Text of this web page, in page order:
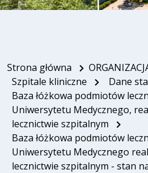
Strona główna
Szpitale kliniczne
Dane
Baza łóżkowa podmiotów
Uniwersytetu Medycznego,
lecznictwie szpitalnym
Baza łóżkowa podmiotów
Uniwersytetu Medycznego
lecznictwie szpitalnym - stan